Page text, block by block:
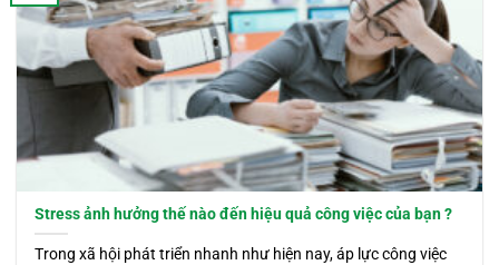
Stress ảnh hưởng thế nào đến hiệu quả công việc của bạn ?
Trong xã hội phát triển nhanh như hiện nay, áp lực công việc